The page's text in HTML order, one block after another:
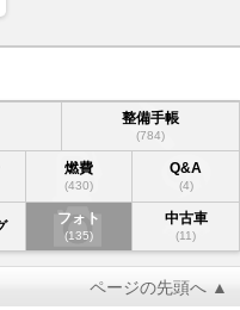
整備手帳
(784)
燃費
(430)
Q&A
(4)
フォト
(135)
中古車
(11)
ページの先頭へ ▲